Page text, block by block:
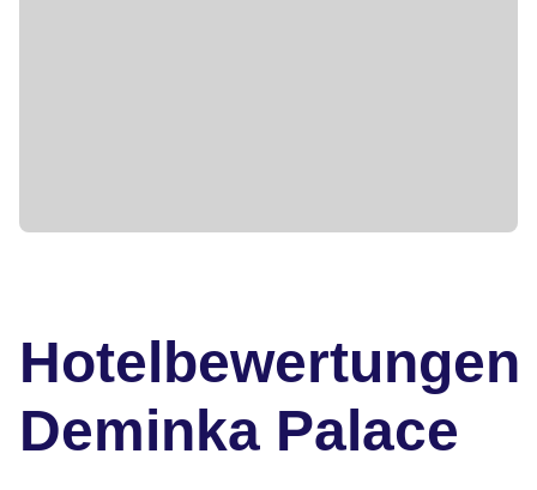
Hotelbewertungen
Deminka Palace